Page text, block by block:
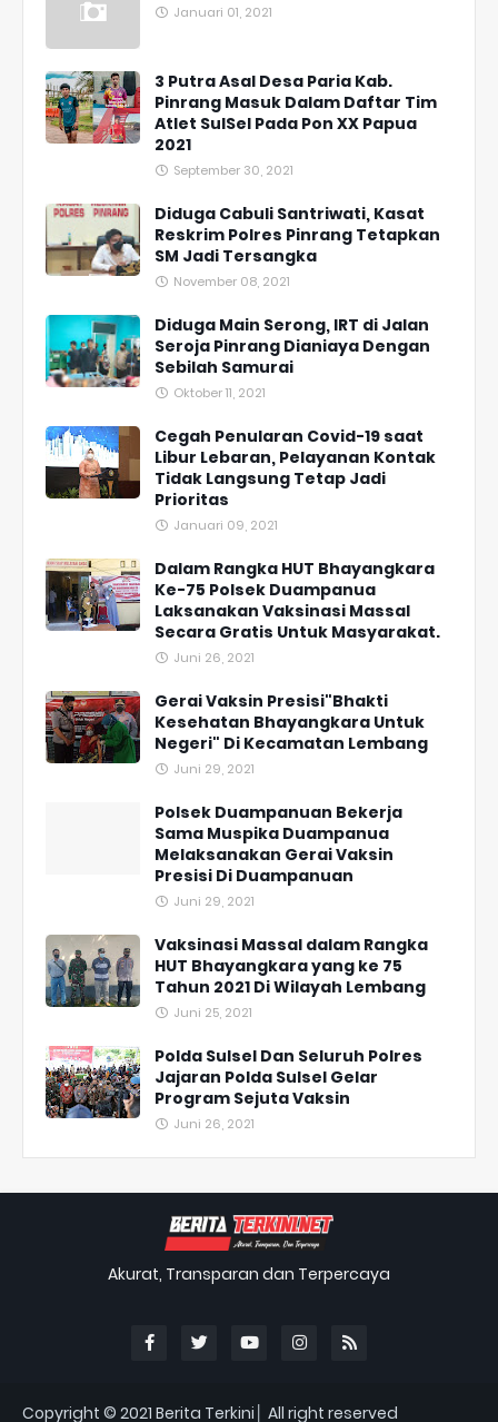
Januari 01, 2021
3 Putra Asal Desa Paria Kab.
Pinrang Masuk Dalam Daftar Tim
Atlet SulSel Pada Pon XX Papua
2021
September 30, 2021
Diduga Cabuli Santriwati, Kasat
Reskrim Polres Pinrang Tetapkan
SM Jadi Tersangka
November 08, 2021
Diduga Main Serong, IRT di Jalan
Seroja Pinrang Dianiaya Dengan
Sebilah Samurai
Oktober 11, 2021
Cegah Penularan Covid-19 saat
Libur Lebaran, Pelayanan Kontak
Tidak Langsung Tetap Jadi
Prioritas
Januari 09, 2021
Dalam Rangka HUT Bhayangkara
Ke-75 Polsek Duampanua
Laksanakan Vaksinasi Massal
Secara Gratis Untuk Masyarakat.
Juni 26, 2021
Gerai Vaksin Presisi"Bhakti
Kesehatan Bhayangkara Untuk
Negeri" Di Kecamatan Lembang
Juni 29, 2021
Polsek Duampanuan Bekerja
Sama Muspika Duampanua
Melaksanakan Gerai Vaksin
Presisi Di Duampanuan
Juni 29, 2021
Vaksinasi Massal dalam Rangka
HUT Bhayangkara yang ke 75
Tahun 2021 Di Wilayah Lembang
Juni 25, 2021
Polda Sulsel Dan Seluruh Polres
Jajaran Polda Sulsel Gelar
Program Sejuta Vaksin
Juni 26, 2021
Akurat, Transparan dan Terpercaya
Copyright © 2021 Berita Terkini│ All right reserved